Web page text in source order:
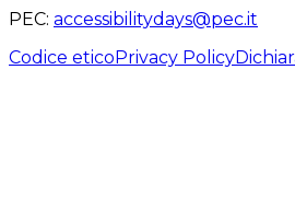
PEC: accessibilitydays@pec.it
Codice etico Privacy Policy